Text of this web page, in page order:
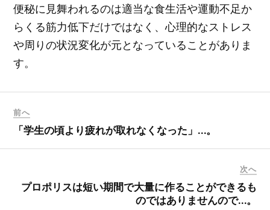
便秘に見舞われるのは適当な食生活や運動不足か
らくる筋力低下だけではなく、心理的なストレス
や周りの状況変化が元となっていることがありま
す。
前へ
「学生の頃より疲れが取れなくなった」…。
次へ
プロポリスは短い期間で大量に作ることができるも
のではありませんので…。